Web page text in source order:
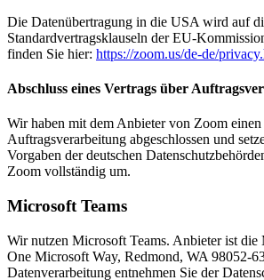
Die Datenübertragung in die USA wird auf
Standardvertragsklauseln der EU-
finden Sie hier: https://zoom.us/de-de/
Abschluss eines Vertrags über
Wir haben mit dem Anbieter von Zoom
Auftragsverarbeitung abgeschlossen und
Vorgaben der deutschen
Zoom vollständig um.
Microsoft Teams
Wir nutzen Microsoft Teams. Anbieter ist
One Microsoft Way, Redmond, WA 98052-
Datenverarbeitung entnehmen Sie der